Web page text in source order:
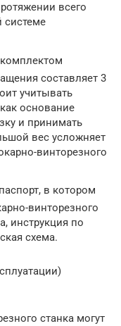
всего
системе
составляет 3
учитывать
основание
и принимать
вес усложняет
винторезного
в котором
винторезного
инструкция по
схема.
станка могут